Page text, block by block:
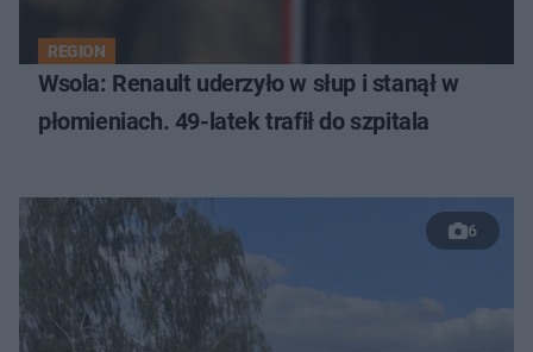
REGION
Wsola: Renault uderzyło w słup i stanął w
płomieniach. 49-latek trafił do szpitala
6